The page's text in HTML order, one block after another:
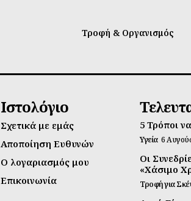
Τροφή & Οργανισμός
Ιστολόγιο
Σχετικά με εμάς
Αποποίηση Ευθυνών
Ο λογαριασμός μου
Επικοινωνία
5 Τρόποι
Υγεία 6
Οι
«Χάσιμο
Τροφή για